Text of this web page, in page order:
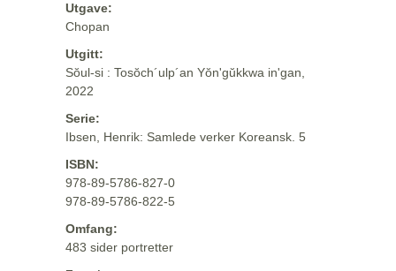
Utgave:
Chopan
Utgitt:
Sŏul-si : Tosŏch´ulp´an Yŏn'gŭkkwa in'gan,
2022
Serie:
Ibsen, Henrik: Samlede verker Koreansk. 5
ISBN:
978-89-5786-827-0
978-89-5786-822-5
Omfang:
483 sider portretter